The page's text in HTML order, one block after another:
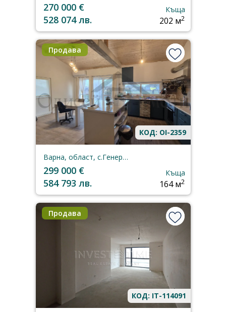
270 000 €
528 074 лв.
Къща
202 м2
Продава
КОД: OI-2359
Варна, област, с.Генерал-Кантарджиево
299 000 €
584 793 лв.
Къща
164 м2
Продава
КОД: IT-114091